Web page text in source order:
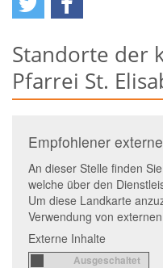
Standorte der
Pfarrei St.
Empfohlener
An dieser Stelle finden
welche über den
Um diese Landkarte
Verwendung von
Externe Inhalte